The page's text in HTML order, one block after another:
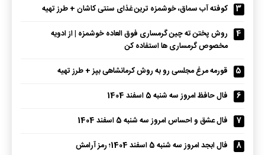
3
کوفته آب سماق، خوشمزه ترین غذای سنتی کاشان + طرز تهیه
4
روش پختن ته چین گرمساری فوق العاده خوشمزه | از ادویه
مخصوص گرمساری ها استفاده کن
5
قورمه مرغ مجلسی رو به روش کرمانشاهی بپز + طرز تهیه
6
فال حافظ امروز سه شنبه 5 اسفند 1404
7
فال عشق و احساس امروز سه شنبه 5 اسفند 1404
8
فال ابجد امروز سه شنبه 5 اسفند 1404؛ رمز آرامش